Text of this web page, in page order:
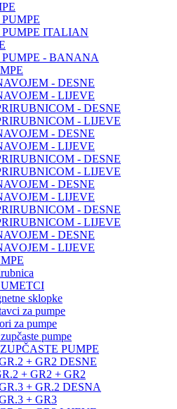
ITALIAN
- BANANA
- DESNE
- LIJEVE
- DESNE
- LIJEVE
- DESNE
- LIJEVE
- DESNE
- LIJEVE
- DESNE
- LIJEVE
- DESNE
- LIJEVE
- DESNE
- LIJEVE
sklopke
za pumpe
za pumpe
pumpe
PUMPE
+ GR2 DESNE
+ GR2 + GR2
+ GR.2 DESNA
+ GR3